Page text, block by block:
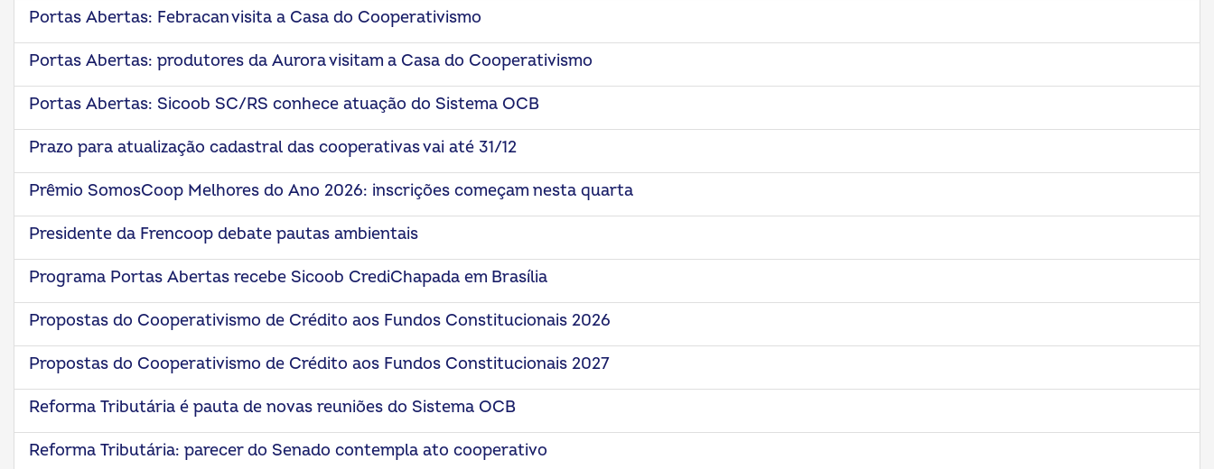
Portas Abertas: Febracan visita a Casa do Cooperativismo
Portas Abertas: produtores da Aurora visitam a Casa do Cooperativismo
Portas Abertas: Sicoob SC/RS conhece atuação do Sistema OCB
Prazo para atualização cadastral das cooperativas vai até 31/12
Prêmio SomosCoop Melhores do Ano 2026: inscrições começam nesta quarta
Presidente da Frencoop debate pautas ambientais
Programa Portas Abertas recebe Sicoob CrediChapada em Brasília
Propostas do Cooperativismo de Crédito aos Fundos Constitucionais 2026
Propostas do Cooperativismo de Crédito aos Fundos Constitucionais 2027
Reforma Tributária é pauta de novas reuniões do Sistema OCB
Reforma Tributária: parecer do Senado contempla ato cooperativo